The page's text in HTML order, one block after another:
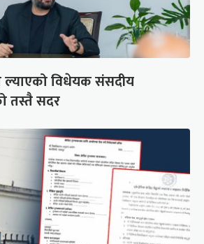
ल्याएको विधेयक संसदीय
तस्तै सदर